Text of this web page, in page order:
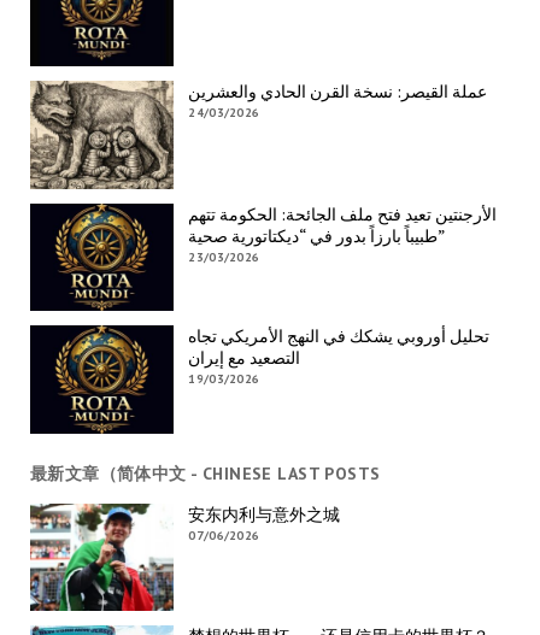
عملة القيصر: نسخة القرن الحادي والعشرين
24/03/2026
الأرجنتين تعيد فتح ملف الجائحة: الحكومة تتهم
طبيباً بارزاً بدور في “ديكتاتورية صحية”
23/03/2026
تحليل أوروبي يشكك في النهج الأمريكي تجاه
التصعيد مع إيران
19/03/2026
最新文章（简体中文 - CHINESE LAST POSTS
安东内利与意外之城
07/06/2026